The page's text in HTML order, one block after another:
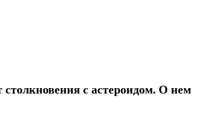
столкновения с астероидом. О нем